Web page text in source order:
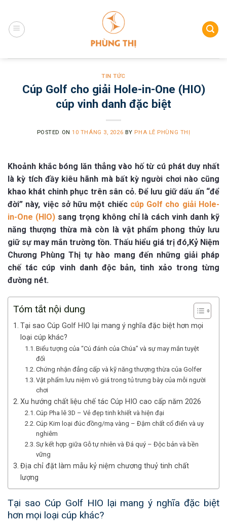
content
TIN TỨC
Cúp Golf cho giải Hole-in-One (HIO)
cúp vinh danh đặc biệt
POSTED ON 10 THÁNG 3, 2026 BY PHA LÊ PHÙNG THỊ
Khoảnh khắc bóng lăn thẳng vào hố từ cú phát duy nhất
là kỳ tích đầy kiêu hãnh mà bất kỳ người chơi nào cũng
khao khát chinh phục trên sân cỏ. Để lưu giữ dấu ấn “để
đời” này, việc sở hữu một chiếc cúp Golf cho giải Hole-
in-One (HIO)sang trọng không chỉ là cách vinh danh kỹ
năng thượng thừa mà còn là vật phẩm phong thủy lưu
giữ sự may mắn trường tồn. Thấu hiểu giá trị đó,Kỷ Niệm
Chương Phùng Thị tự hào mang đến những giải pháp
chế tác cúp vinh danh độc bản, tinh xảo trong từng
đường nét.
Tóm tắt nội dung
Tại sao Cúp Golf HIO lại mang ý nghĩa đặc biệt hơn mọi
loại cúp khác?
Biểu tượng của “Cú đánh của Chúa” và sự may mắn tuyệt
đối
Chứng nhận đẳng cấp và kỹ năng thượng thừa của Golfer
Vật phẩm lưu niệm vô giá trong tủ trưng bày của mỗi người
chơi
Xu hướng chất liệu chế tác Cúp HIO cao cấp năm 2026
Cúp Pha lê 3D – Vẻ đẹp tinh khiết và hiện đại
Cúp Kim loại đúc đồng/mạ vàng – Đậm chất cổ điển và uy
nghiêm
Sự kết hợp giữa Gỗ tự nhiên và Đá quý – Độc bản và bền
vững
Địa chỉ đặt làm mẫu kỷ niệm chương thuỷ tinh chất
lượng
Tại sao Cúp Golf HIO lại mang ý nghĩa đặc biệt
hơn mọi loại cúp khác?